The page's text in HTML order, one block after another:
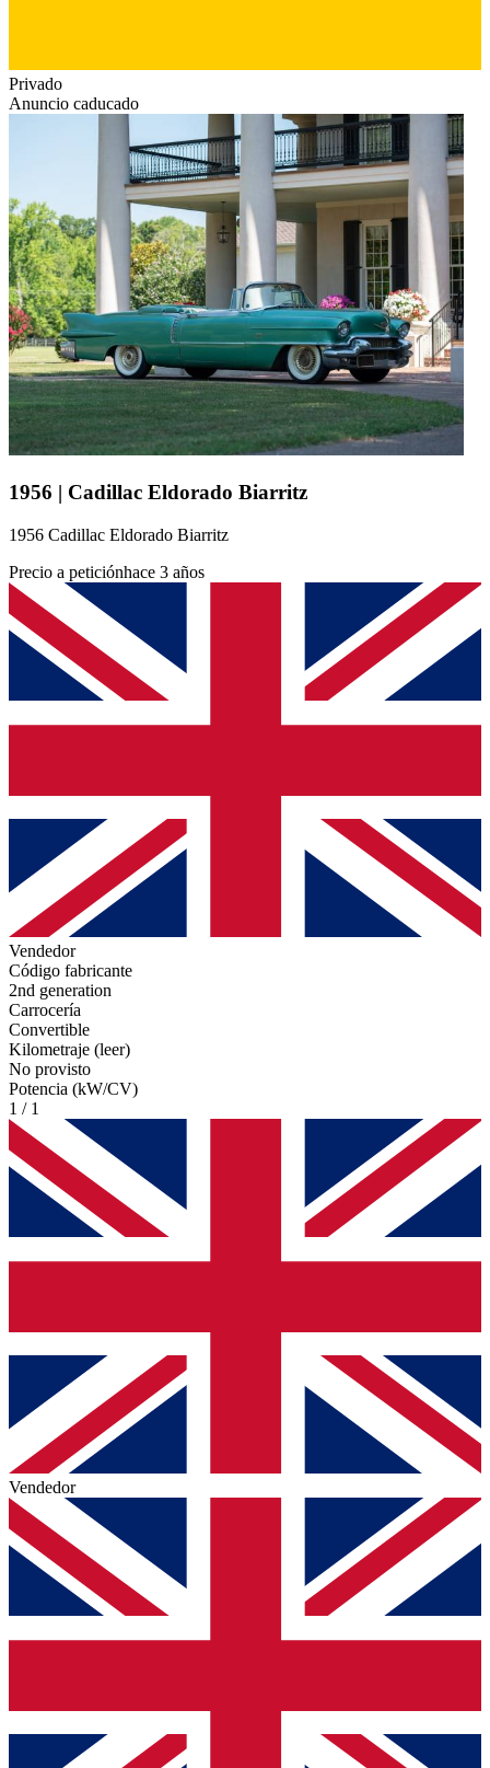
Privado
Anuncio caducado
1956 | Cadillac Eldorado Biarritz
1956 Cadillac Eldorado Biarritz
Precio a peticiónhace 3 años
Vendedor
Código fabricante
2nd generation
Carrocería
Convertible
Kilometraje (leer)
No provisto
Potencia (kW/CV)
1 / 1
Vendedor